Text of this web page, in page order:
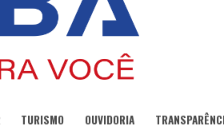
TURISMO OUVIDORIA